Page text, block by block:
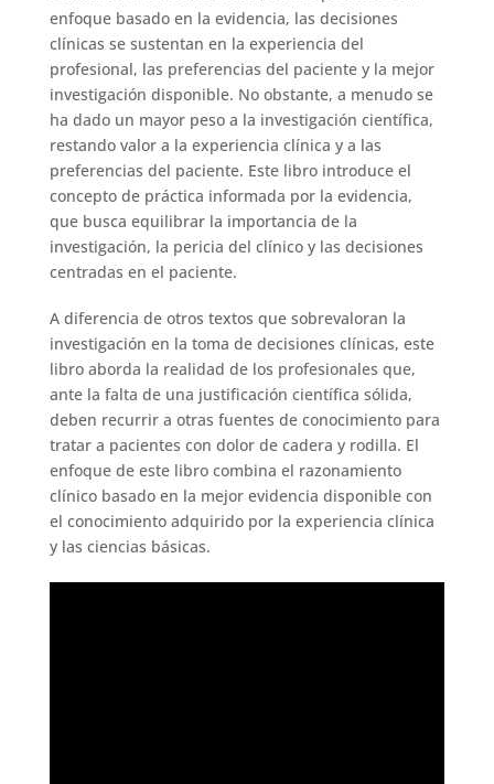
enfoque basado en la evidencia, las decisiones
clínicas se sustentan en la experiencia del
profesional, las preferencias del paciente y la mejor
investigación disponible. No obstante, a menudo se
ha dado un mayor peso a la investigación científica,
restando valor a la experiencia clínica y a las
preferencias del paciente. Este libro introduce el
concepto de práctica informada por la evidencia,
que busca equilibrar la importancia de la
investigación, la pericia del clínico y las decisiones
centradas en el paciente.
A diferencia de otros textos que sobrevaloran la
investigación en la toma de decisiones clínicas, este
libro aborda la realidad de los profesionales que,
ante la falta de una justificación científica sólida,
deben recurrir a otras fuentes de conocimiento para
tratar a pacientes con dolor de cadera y rodilla. El
enfoque de este libro combina el razonamiento
clínico basado en la mejor evidencia disponible con
el conocimiento adquirido por la experiencia clínica
y las ciencias básicas.